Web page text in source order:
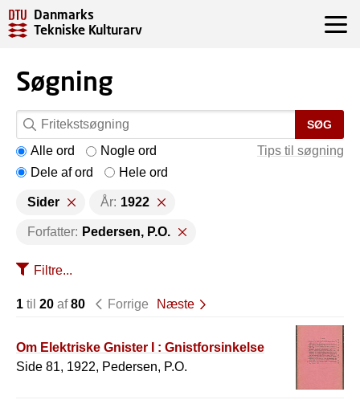
Danmarks
Tekniske Kulturarv
Søgning
SØG
Tips til søgning
Alle ord
Nogle ord
Dele af ord
Hele ord
Sider År: 1922
Forfatter: Pedersen, P.O.
Filtre...
1 til 20 af80 Forrige Næste
Om Elektriske Gnister I : Gnistforsinkelse
Side 81, 1922, Pedersen, P.O.